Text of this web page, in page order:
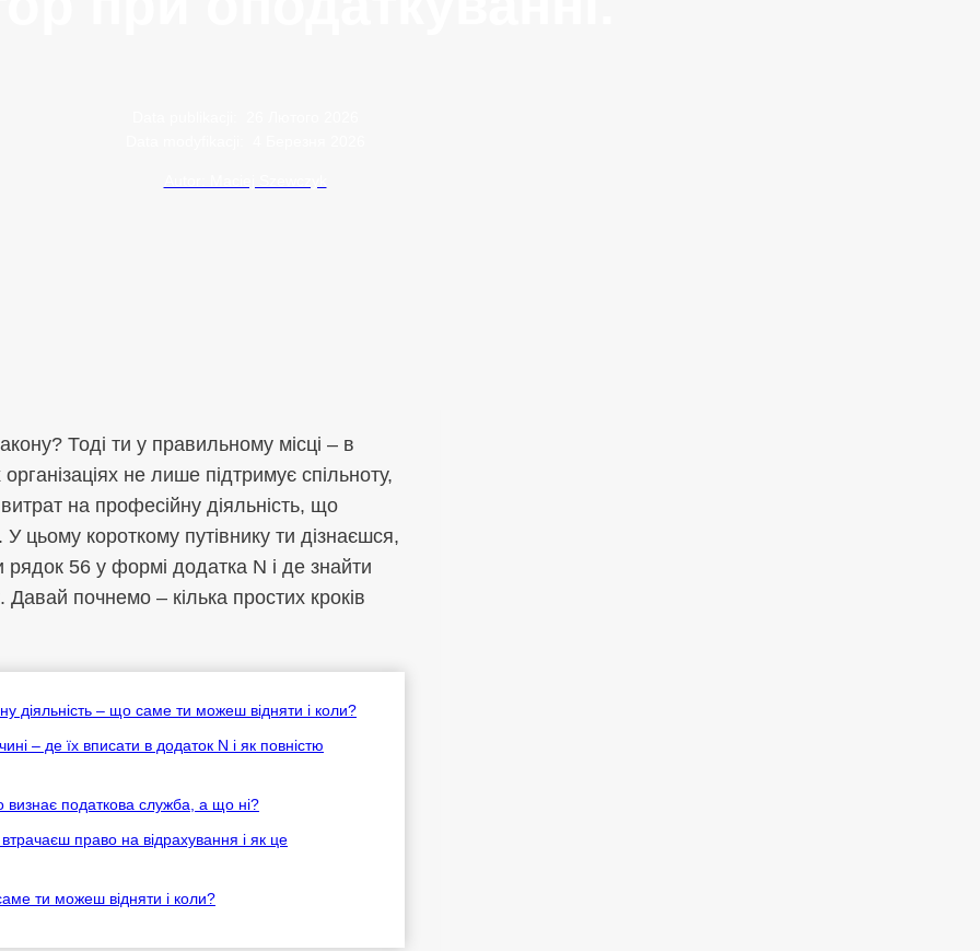
Тоді ти у правильному місці – в
не лише підтримує спільноту,
на професійну діяльність, що
цьому короткому путівнику ти дізнаєшся,
56 у формі додатка N і де знайти
почнемо – кілька простих кроків
діяльність – що саме ти можеш відняти і коли?
– де їх вписати в додаток N і як повністю
визнає податкова служба, а що ні?
право на відрахування і як це
ти можеш відняти і коли?